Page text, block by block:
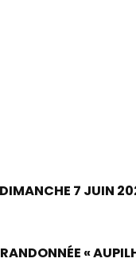
DIMANCHE 7 JUIN
«